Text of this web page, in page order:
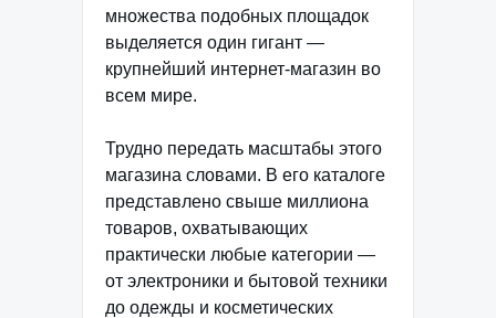
множества подобных площадок
выделяется один гигант —
крупнейший интернет-магазин во
всем мире.
Трудно передать масштабы этого
магазина словами. В его каталоге
представлено свыше миллиона
товаров, охватывающих
практически любые категории —
от электроники и бытовой техники
до одежды и косметических